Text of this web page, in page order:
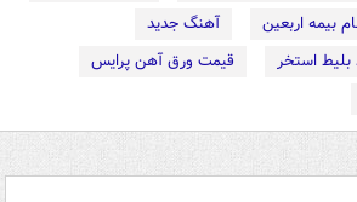
بیمه اربعین
آهنگ جدید
بلیط استخر
قیمت ورق آهن پرایس